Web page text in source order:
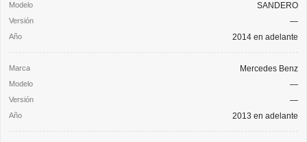
SANDERO
—
2014 en adelante
Mercedes Benz
—
—
2013 en adelante